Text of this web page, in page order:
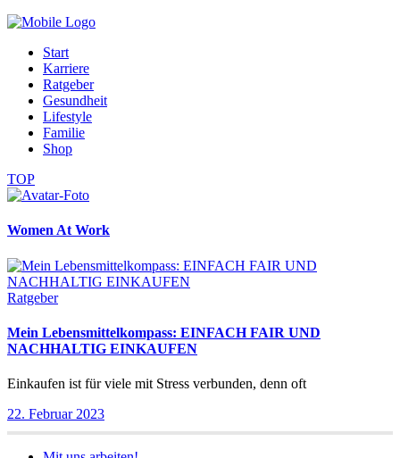
Start
Karriere
Ratgeber
Gesundheit
Lifestyle
Familie
Shop
TOP
Women At Work
Ratgeber
Mein Lebensmittelkompass: EINFACH FAIR UND
NACHHALTIG EINKAUFEN
Einkaufen ist für viele mit Stress verbunden, denn oft
22. Februar 2023